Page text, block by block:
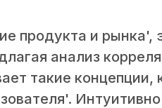
продукта и
анализ
такие